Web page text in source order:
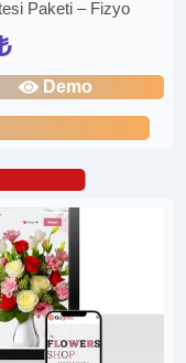
Paketi – Fizyo
Demo